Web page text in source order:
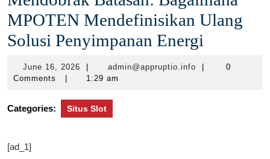
MPOTEN Mendefinisikan Ulang
Solusi Penyimpanan Energi
June 16, 2026 June
16,
admin@appruptio.info
0
Comments
1:29 am
Categories: Situs Slot
[ad_1]